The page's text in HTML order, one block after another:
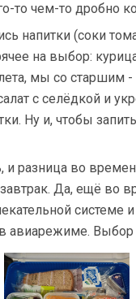
то чем-то дробно
напитки (соки
на выбор:
мы со старшим
с селёдкой и
Ну и, чтобы
и разница во
Да, ещё во
авиарежиме. Выбор